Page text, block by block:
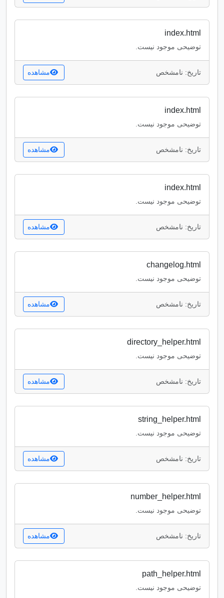
index.html
توضیحی موجود نیست.
تاریخ: نامشخص مشاهده
index.html
توضیحی موجود نیست.
تاریخ: نامشخص مشاهده
index.html
توضیحی موجود نیست.
تاریخ: نامشخص مشاهده
changelog.html
توضیحی موجود نیست.
تاریخ: نامشخص مشاهده
directory_helper.html
توضیحی موجود نیست.
تاریخ: نامشخص مشاهده
string_helper.html
توضیحی موجود نیست.
تاریخ: نامشخص مشاهده
number_helper.html
توضیحی موجود نیست.
تاریخ: نامشخص مشاهده
path_helper.html
توضیحی موجود نیست.